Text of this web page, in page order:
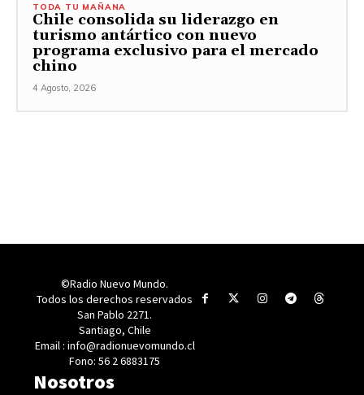
TODA TU MAÑANA
Chile consolida su liderazgo en
turismo antártico con nuevo
programa exclusivo para el mercado
chino
4 Agosto, 2026
©Radio Nuevo Mundo.
Todos los derechos reservados
San Pablo 2271.
Santiago, Chile
Email : info@radionuevomundo.cl
Fono: 56 2 6883175
Nosotros